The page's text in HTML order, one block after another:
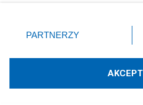
Technologię
zmienić/wycofać klikając
znajdujący się w lewym dolnym
rodzaje przetwarzania danych
użytkownika, ale masz prawo
PARTNERZY